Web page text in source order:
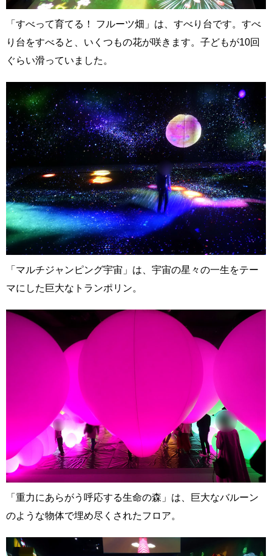
「すべって育てる！ フルーツ畑」は、すべり台です。すべ
り台をすべると、いくつもの花が咲きます。子どもが10回
ぐらい滑っていました。
「マルチジャンピング宇宙」は、宇宙の星々の一生をテー
マにした巨大なトランポリン。
「重力にあらがう呼応する生命の森」は、巨大なバルーン
のような物体で埋め尽くされたフロア。